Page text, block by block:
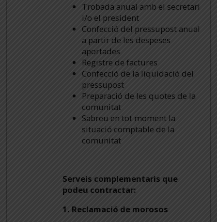
Trobada anual amb el secretari
i/o el president
Confecció del pressupost anual
a partir de les despeses
aportades
Registre de factures
Confecció de la liquidació del
pressupost
Preparació de les quotes de la
comunitat
Sabreu en tot moment la
situació comptable de la
comunitat
Serveis complementaris que
podeu contractar:
1. Reclamació de morosos